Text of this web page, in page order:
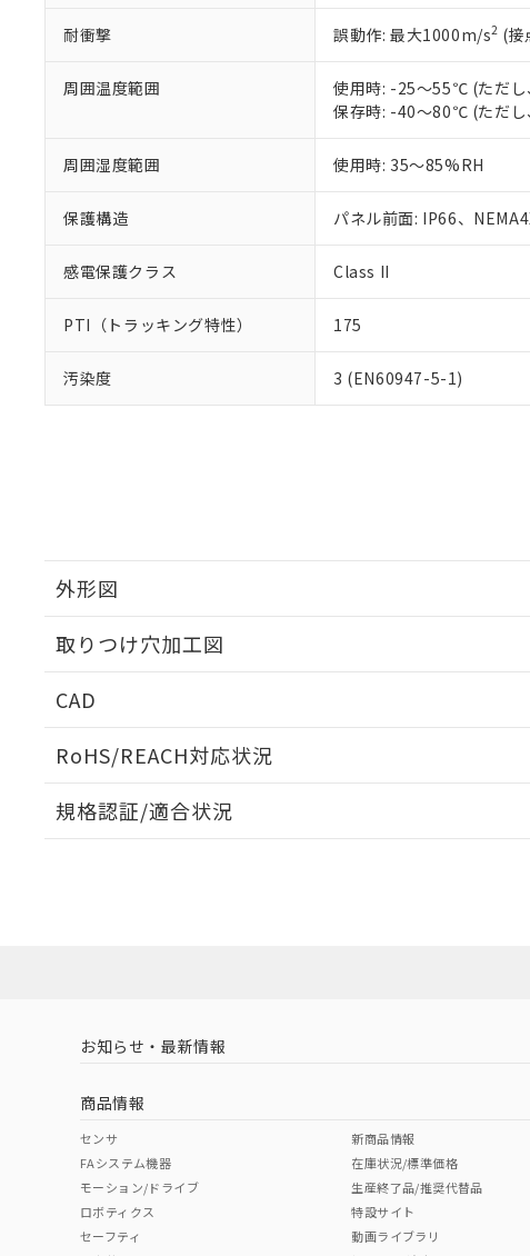
耐衝撃 誤動作: 最大1000m/s2 (接
周囲温度範囲
使用時: -25～55℃ (ただし
保存時: -40～80℃ (ただし
周囲湿度範囲 使用時: 35～85%RH
保護構造 パネル前面: IP66、
感電保護クラス Class II
PTI（トラッキング特性） 175
汚染度 3 (EN60947-5-1)
外形図
取りつけ穴加工図
CAD
RoHS/REACH対応状況
EU RoHS 注意事項・凡例
中国 RoHS 注意事項・凡例
中国 RoHS表
Pb Hg Cr(VI)
規格認証/適合状況
（イギリス
（ノルウェー
お知らせ・最新情報
商品情報
センサ
FAシステム機器
モーション/ドライブ
ロボティクス
セーフティ
新商品情報
在庫状況/標準価格
生産終了品/推奨代替品
特設サイト
動画ライブラリ